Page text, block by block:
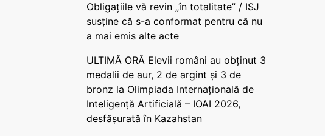
Obligațiile vă revin „în totalitate” / ISJ
susține că s-a conformat pentru că nu
a mai emis alte acte
ULTIMĂ ORĂ Elevii români au obținut 3
medalii de aur, 2 de argint și 3 de
bronz la Olimpiada Internațională de
Inteligență Artificială – IOAI 2026,
desfășurată în Kazahstan